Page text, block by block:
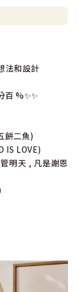
法和設計
百 %✨✨
餅二魚)
IS LOVE)
明天 , 凡是謝恩